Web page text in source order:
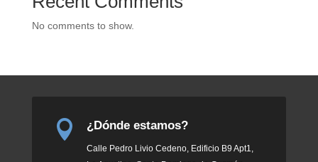
No comments to show.
 ¿Dónde estamos?
Calle Pedro Livio Cedeno, Edificio B9 Apt1,